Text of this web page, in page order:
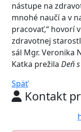
nástupe na
mnohé naučí a v
pracovať,“ hovorí
zdravotnej
sál Mgr. Veronika
Katka prežila Deň
Späť
Kontakt